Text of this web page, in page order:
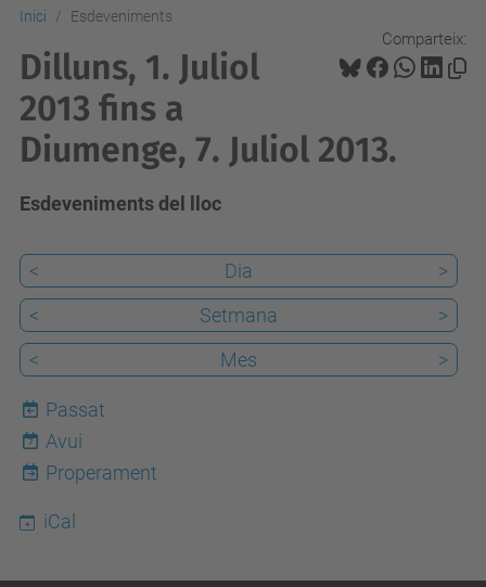
Inici Esdeveniments
Comparteix:
Dilluns, 1. Juliol
2013 fins a
Diumenge, 7. Juliol 2013.
Esdeveniments del lloc
< Dia
>
<
Setmana
>
<
Mes >
Passat
7
Avui
Properament
iCal